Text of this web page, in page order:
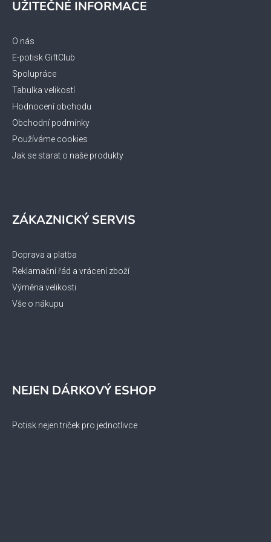
UŽITEČNÉ INFORMACE
O nás
E-potisk GiftClub
Spolupráce
Tabulka velikostí
Hodnocení obchodu
Obchodní podmínky
Používáme cookies
Jak se starat o naše produkty
ZÁKAZNICKÝ SERVIS
Doprava a platba
Reklamační řád a vrácení zboží
Výměna velikosti
Vše o nákupu
NEJEN DÁRKOVÝ ESHOP
Potisk nejen triček pro jednotlivce